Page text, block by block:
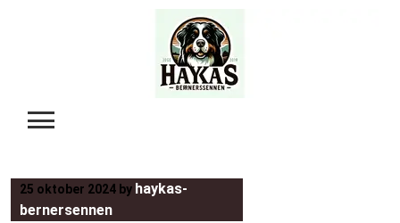
25 oktober 2024 by haykas-
bernersennen